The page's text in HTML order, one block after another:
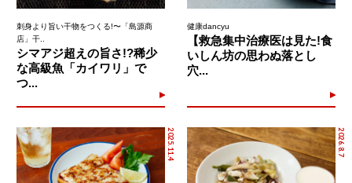
刺身より旨い干物をつくる!〜「島源商
店」干..
シマアジ超えの旨さ!?稀少
な高級魚「カイワリ」で
つ...
健康dancyu
【救急集中治療医は見た!食
いしん坊の思わぬ落とし
穴...
2025.11.4 2026.8.7